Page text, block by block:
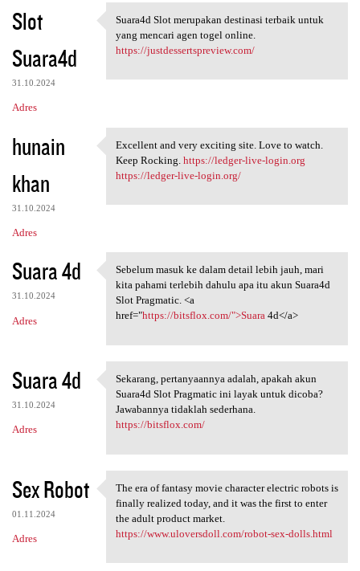
Slot
Suara4d
31.10.2024
Adres
Suara4d Slot merupakan
Suara4d Slot merupakan destinasi terbaik untuk
yang mencari agen togel online.
https://justdessertspreview.com/
hunain
khan
31.10.2024
Adres
Excellent and very exciting
Excellent and very exciting site. Love to watch.
Keep Rocking. https://ledger-live-login.org
https://ledger-live-login.org/
Suara 4d
31.10.2024
Adres
Sebelum masuk ke dalam detail
Sebelum masuk ke dalam detail lebih jauh, mari
kita pahami terlebih dahulu apa itu akun Suara4d
Slot Pragmatic. <a
href="https://bitsflox.com/">Suara4d</a>
Suara 4d
31.10.2024
Adres
Sekarang, pertanyaannya
Sekarang, pertanyaannya adalah, apakah akun
Suara4d Slot Pragmatic ini layak untuk dicoba?
Jawabannya tidaklah sederhana.
https://bitsflox.com/
Sex Robot
01.11.2024
Adres
The era of fantasy movie
The era of fantasy movie character electric robots is
finally realized today, and it was the first to enter
the adult product market.
https://www.uloversdoll.com/robot-sex-dolls.html